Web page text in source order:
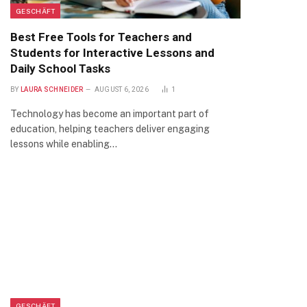
GESCHÄFT
Best Free Tools for Teachers and
Students for Interactive Lessons and
Daily School Tasks
BY LAURA SCHNEIDER AUGUST 6, 2026 1
Technology has become an important part of
education, helping teachers deliver engaging
lessons while enabling…